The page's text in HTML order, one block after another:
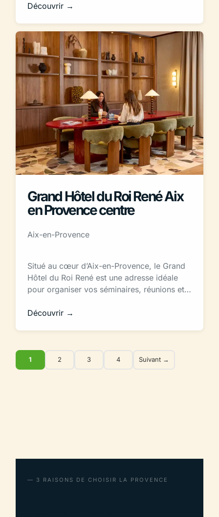
Découvrir →
Grand Hôtel du Roi René Aix
en Provence centre
Aix-en-Provence
Situé au cœur d’Aix-en-Provence, le Grand
Hôtel du Roi René est une adresse idéale
pour organiser vos séminaires, réunions et…
Découvrir →
1 2 3 4 Suivant →
— 3 RAISONS DE CHOISIR LA PROVENCE